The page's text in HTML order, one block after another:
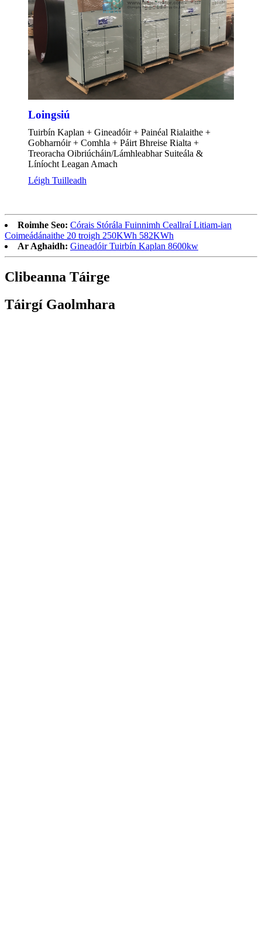
Loingsiú
Tuirbín Kaplan + Gineadóir + Painéal Rialaithe +
Gobharnóir + Comhla + Páirt Bhreise Rialta +
Treoracha Oibriúcháin/Lámhleabhar Suiteála &
Líníocht Leagan Amach
Léigh Tuilleadh
Roimhe Seo: Córais Stórála Fuinnimh Ceallraí Litiam-ian
Coimeádánaithe 20 troigh 250KWh 582KWh
Ar Aghaidh: Gineadóir Tuirbín Kaplan 8600kw
Clibeanna Táirge
Táirgí Gaolmhara